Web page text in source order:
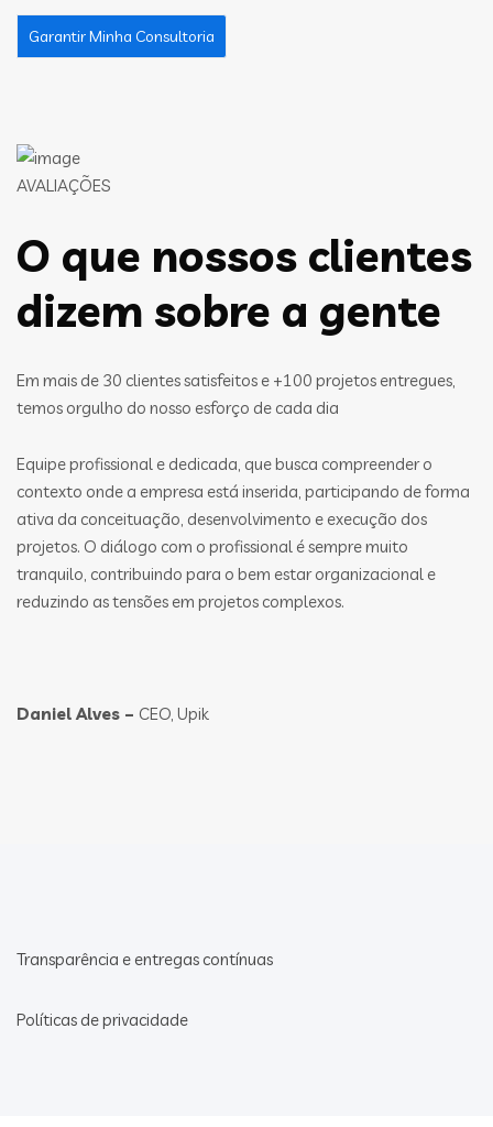
AVALIAÇÕES
O que nossos clientes
dizem sobre a gente
Em mais de 30 clientes satisfeitos e +100 projetos entregues,
temos orgulho do nosso esforço de cada dia
Equipe profissional e dedicada, que busca compreender o
contexto onde a empresa está inserida, participando de forma
ativa da conceituação, desenvolvimento e execução dos
projetos. O diálogo com o profissional é sempre muito
tranquilo, contribuindo para o bem estar organizacional e
reduzindo as tensões em projetos complexos.
Daniel Alves – CEO, Upik
Transparência e entregas contínuas
Políticas de privacidade